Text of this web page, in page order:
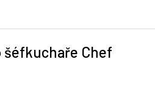
šéfkuchaře Chef